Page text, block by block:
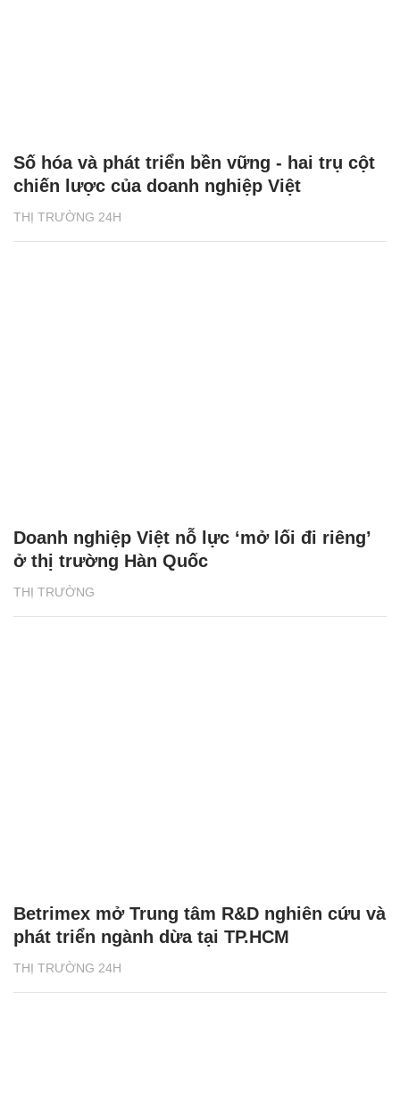
THỊ TRƯỜNG 24H
Số hóa và phát triển bền vững - hai trụ cột
chiến lược của doanh nghiệp Việt
THỊ TRƯỜNG
Doanh nghiệp Việt nỗ lực ‘mở lối đi riêng’
ở thị trường Hàn Quốc
THỊ TRƯỜNG 24H
Betrimex mở Trung tâm R&D nghiên cứu và
phát triển ngành dừa tại TP.HCM